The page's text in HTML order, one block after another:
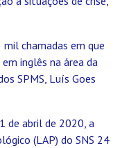
chamadas em que
inglês na área da
SPMS, Luís Goes
de abril de 2020, a
(LAP) do SNS 24